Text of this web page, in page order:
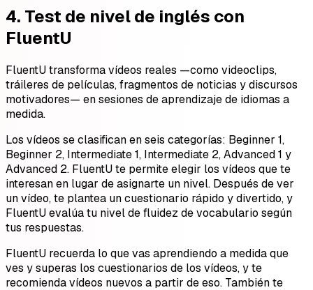
4. Test de nivel de inglés con
FluentU
FluentU transforma vídeos reales —como videoclips,
tráileres de películas, fragmentos de noticias y discursos
motivadores— en sesiones de aprendizaje de idiomas a
medida.
Los vídeos se clasifican en seis categorías: Beginner 1,
Beginner 2, Intermediate 1, Intermediate 2, Advanced 1 y
Advanced 2. FluentU te permite elegir los vídeos que te
interesan en lugar de asignarte un nivel. Después de ver
un vídeo, te plantea un cuestionario rápido y divertido, y
FluentU evalúa tu nivel de fluidez de vocabulario según
tus respuestas.
FluentU recuerda lo que vas aprendiendo a medida que
ves y superas los cuestionarios de los vídeos, y te
recomienda vídeos nuevos a partir de eso. También te